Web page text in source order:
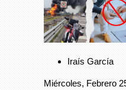
Iraís García
Miércoles, Febrero